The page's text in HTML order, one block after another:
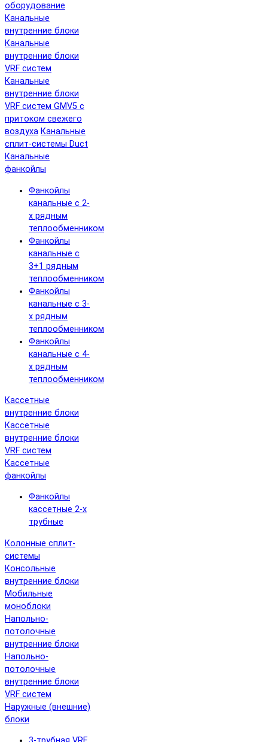
оборудование
Канальные
внутренние блоки
Канальные
внутренние блоки
VRF систем
Канальные
внутренние блоки
VRF систем GMV5 с
притоком свежего
воздуха Канальные
сплит-системы Duct
Канальные
фанкойлы
Фанкойлы
канальные с 2-
х рядным
теплообменником
Фанкойлы
канальные с
3+1 рядным
теплообменником
Фанкойлы
канальные с 3-
х рядным
теплообменником
Фанкойлы
канальные с 4-
х рядным
теплообменником
Кассетные
внутренние блоки
Кассетные
внутренние блоки
VRF систем
Кассетные
фанкойлы
Фанкойлы
кассетные 2-х
трубные
Колонные сплит-
системы
Консольные
внутренние блоки
Мобильные
моноблоки
Напольно-
потолочные
внутренние блоки
Напольно-
потолочные
внутренние блоки
VRF систем
Наружные (внешние)
блоки